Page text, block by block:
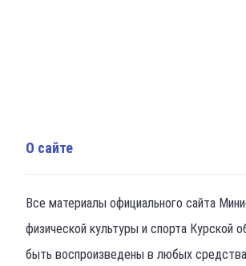
О сайте
Все материалы официального сайта
физической культуры и спорта Курской
быть воспроизведены в любых